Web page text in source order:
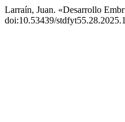
Larraín, Juan. «Desarrollo
doi:10.53439/